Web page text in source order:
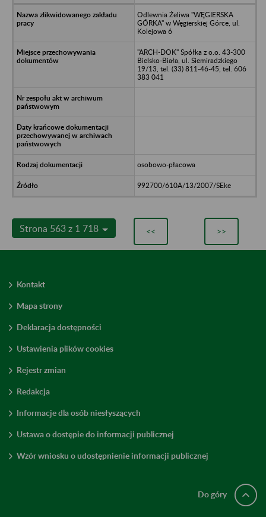
Odlewnia Żeliwa "WĘGIERSKA
GÓRKA" w Węgierskiej Górce, ul.
Kolejowa 6
"ARCH-DOK" Spółka z o.o. 43-300
Bielsko-Biała, ul. Siemiradzkiego
19/13, tel. (33) 811-46-45, tel. 606
383 041
osobowo-płacowa
992700/610A/13/2007/SEke
Strona 563 z 1 718 << >>
Kontakt
Mapa strony
Deklaracja dostępności
Ustawienia plików cookies
Rejestr zmian
Redakcja
Informacje dla osób niesłyszących
Ustawa o dostępie do informacji publicznej
Wzór wniosku o udostępnienie informacji publicznej
Do góry